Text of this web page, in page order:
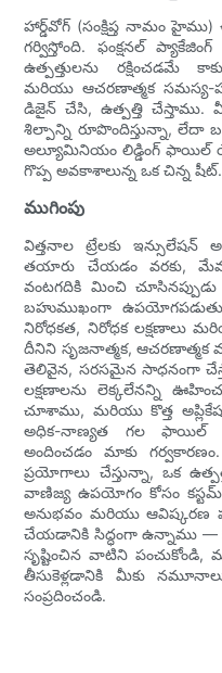
హార్డ్‌వోగ్ (సంక్షిప్త నామం
గర్విస్తోంది. ఫంక్షనల్
ఉత్పత్తులను రక్షించడమే
మరియు ఆచరణాత్మక సమస్య-
డిజైన్ చేసి, ఉత్పత్తి చేస్తాము.
శిల్పాన్ని రూపొందిస్తున్నా, లేదా
అల్యూమినియం లిడ్డింగ్ ఫాయిల్
గొప్ప అవకాశాలున్న ఒక చిన్న షీట్.
ముగింపు
విత్తనాల ట్రేలకు ఇన్సులేషన్
తయారు చేయడం వరకు,
వంటగదికి మించి
బహుముఖంగా
నిరోధకత, నిరోధక లక్షణాలు
దీనిని సృజనాత్మక, ఆచరణాత్మక
తెలివైన, సరసమైన సాధనంగా
లక్షణాలను లెక్కలేనన్ని
చూశాము, మరియు కొత్త
అధిక-నాణ్యత గల ఫాయిల్
అందించడం మాకు
ప్రయోగాలు చేస్తున్నా, ఒక
వాణిజ్య ఉపయోగం కోసం కస్టమ్
అనుభవం మరియు ఆవిష్కరణ
చేయడానికి సిద్ధంగా ఉన్నాము —
సృష్టించిన వాటిని పంచుకోండి,
తీసుకెళ్లడానికి మీకు
సంప్రదించండి.